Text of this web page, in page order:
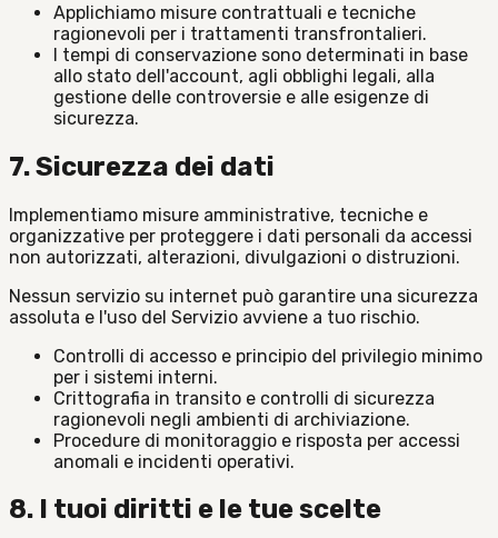
Applichiamo misure contrattuali e tecniche
ragionevoli per i trattamenti transfrontalieri.
I tempi di conservazione sono determinati in base
allo stato dell'account, agli obblighi legali, alla
gestione delle controversie e alle esigenze di
sicurezza.
7. Sicurezza dei dati
Implementiamo misure amministrative, tecniche e
organizzative per proteggere i dati personali da accessi
non autorizzati, alterazioni, divulgazioni o distruzioni.
Nessun servizio su internet può garantire una sicurezza
assoluta e l'uso del Servizio avviene a tuo rischio.
Controlli di accesso e principio del privilegio minimo
per i sistemi interni.
Crittografia in transito e controlli di sicurezza
ragionevoli negli ambienti di archiviazione.
Procedure di monitoraggio e risposta per accessi
anomali e incidenti operativi.
8. I tuoi diritti e le tue scelte